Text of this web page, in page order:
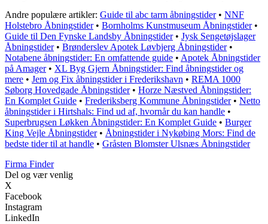
Andre populære artikler: Guide til abc tarm åbningstider• NNF
Holstebro Åbningstider• Bornholms Kunstmuseum Åbningstider•
Guide til Den Fynske Landsby Åbningstider• Jysk Sengetøjslager
Åbningstider• Brønderslev Apotek Løvbjerg Åbningstider•
Notabene åbningstider: En omfattende guide • Apotek Åbningstider
på Amager• XL Byg Gjern Åbningstider: Find åbningstider og
mere • Jem og Fix åbningstider i Frederikshavn • REMA 1000
Søborg Hovedgade Åbningstider• Horze Næstved Åbningstider:
En Komplet Guide • Frederiksberg Kommune Åbningstider• Netto
åbningstider i Hirtshals: Find ud af, hvornår du kan handle •
Superbrugsen Løkken Åbningstider: En Komplet Guide • Burger
King Vejle Åbningstider• Åbningstider i Nykøbing Mors: Find de
bedste tider til at handle • Gråsten Blomster Ulsnæs Åbningstider
Firma Finder
Del og vær venlig
X
Facebook
Instagram
LinkedIn